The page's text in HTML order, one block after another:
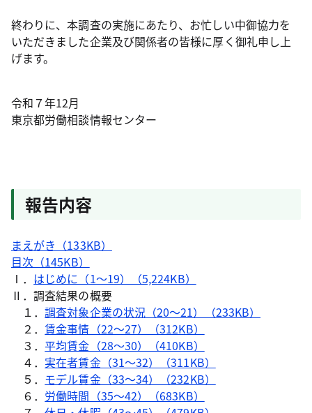
終わりに、本調査の実施にあたり、お忙しい中御協力を
いただきました企業及び関係者の皆様に厚く御礼申し上
げます。
令和７年12月
東京都労働相談情報センター
報告内容
まえがき（133KB）
目次（145KB）
Ⅰ． はじめに（1～19）（5,224KB）
Ⅱ．調査結果の概要
１．調査対象企業の状況（20～21）（233KB）
２．賃金事情（22～27）（312KB）
３．平均賃金（28～30）（410KB）
４． 実在者賃金（31～32）（311KB）
５． モデル賃金（33～34）（232KB）
６． 労働時間（35～42）（683KB）